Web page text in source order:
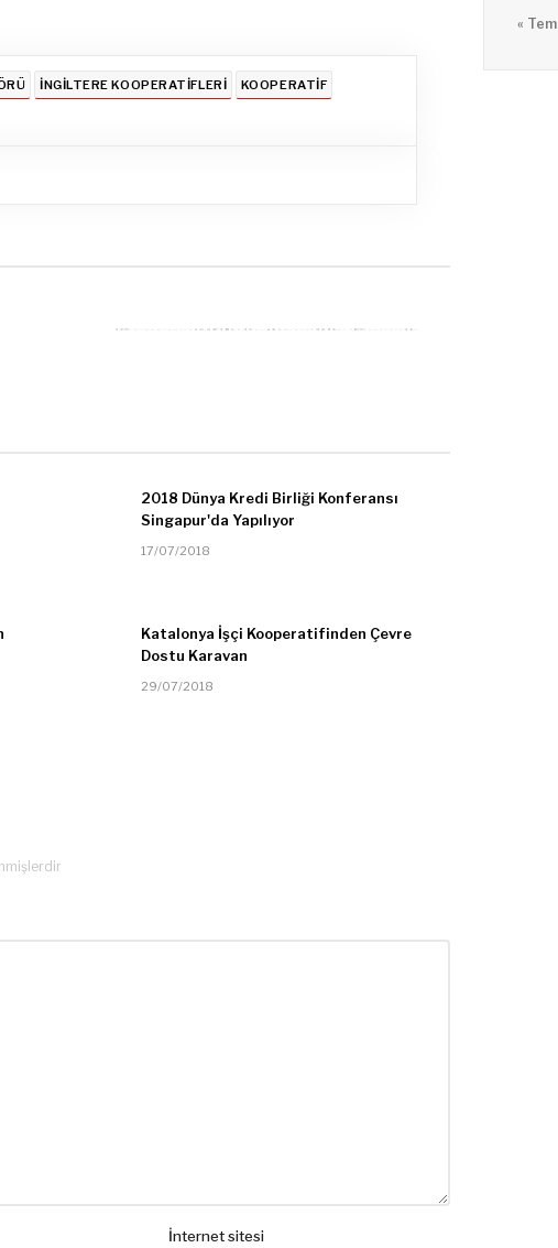
İNGILTERE KOOPERATIFLERI KOOPERATIF
Kooperatif Belediyecilik: Gerçek
2018 Dünya Kredi Birliği Konferansı
Singapur'da Yapılıyor
17/07/2018
Katalonya İşçi Kooperatifinden Çevre
Dostu Karavan
29/07/2018
İnternet sitesi
« Tem